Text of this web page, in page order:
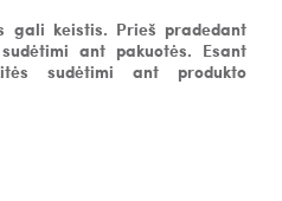
gali keistis. Prieš pradedant
ant pakuotės. Esant
sudėtimi ant produkto